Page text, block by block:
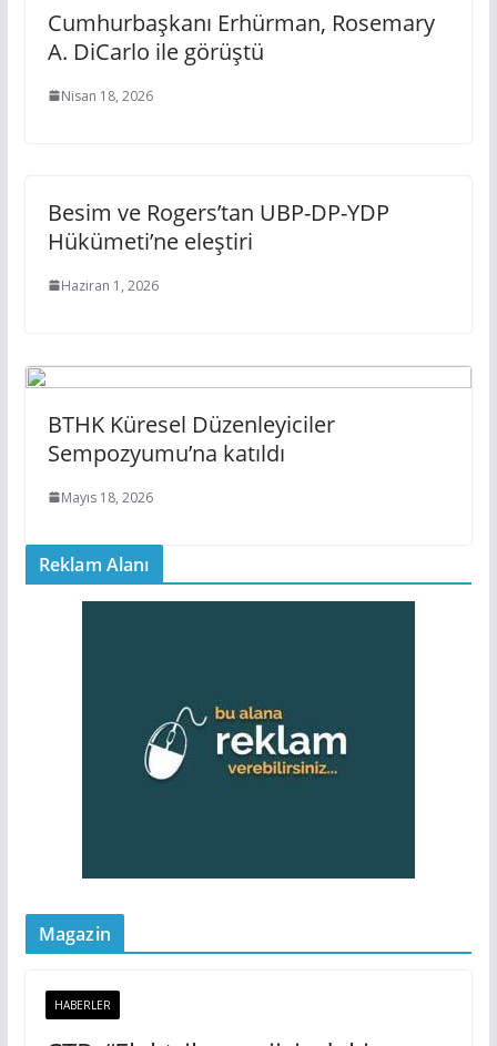
Cumhurbaşkanı Erhürman, Rosemary
A. DiCarlo ile görüştü
Nisan 18, 2026
Besim ve Rogers’tan UBP-DP-YDP
Hükümeti’ne eleştiri
Haziran 1, 2026
BTHK Küresel Düzenleyiciler
Sempozyumu’na katıldı
Mayıs 18, 2026
Reklam Alanı
Magazin
HABERLER